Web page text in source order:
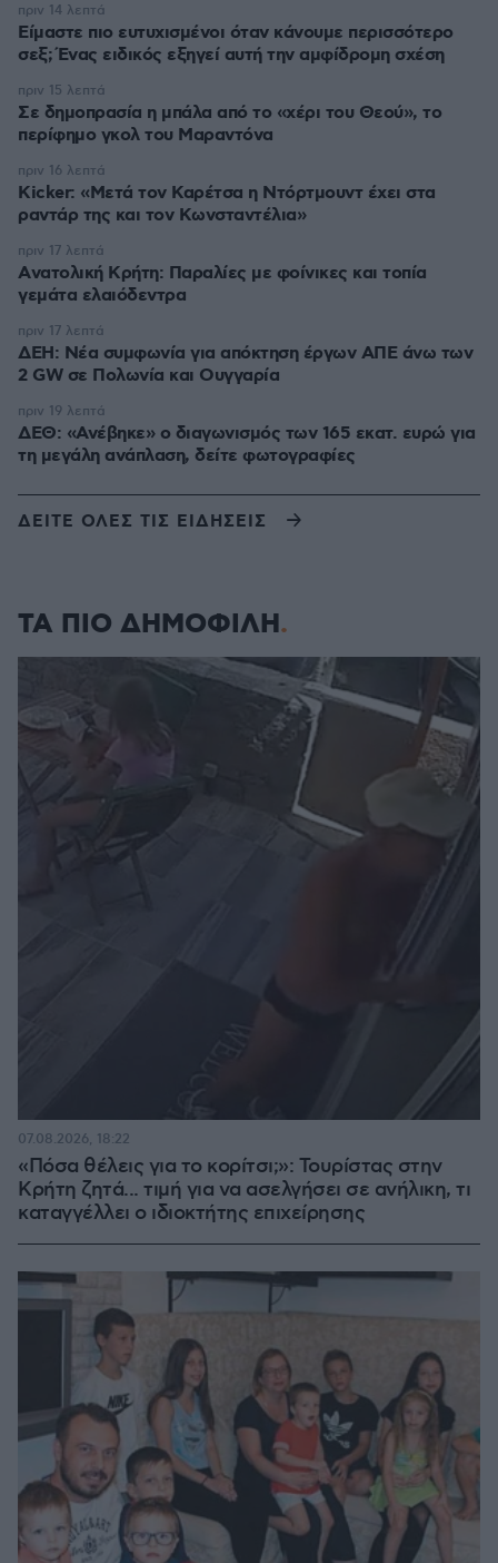
Είμαστε πιο ευτυχισμένοι όταν κάνουμε περισσότερο
σεξ; Ένας ειδικός εξηγεί αυτή την αμφίδρομη σχέση
πριν 14 λεπτά
Σε δημοπρασία η μπάλα από το «χέρι του Θεού», το
περίφημο γκολ του Μαραντόνα
πριν 15 λεπτά
Kicker: «Μετά τον Καρέτσα η Ντόρτμουντ έχει στα
ραντάρ της και τον Κωνσταντέλια»
πριν 16 λεπτά
Aνατολική Κρήτη: Παραλίες με φοίνικες και τοπία
γεμάτα ελαιόδεντρα
πριν 17 λεπτά
ΔΕΗ: Νέα συμφωνία για απόκτηση έργων ΑΠΕ άνω των
2 GW σε Πολωνία και Ουγγαρία
πριν 17 λεπτά
ΔΕΘ: «Ανέβηκε» ο διαγωνισμός των 165 εκατ. ευρώ για
τη μεγάλη ανάπλαση, δείτε φωτογραφίες
πριν 19 λεπτά
ΔΕΙΤΕ ΟΛΕΣ ΤΙΣ ΕΙΔΗΣΕΙΣ
ΤΑ ΠΙΟ ΔΗΜΟΦΙΛΗ
«Πόσα θέλεις για το κορίτσι;»: Τουρίστας στην
Κρήτη ζητά... τιμή για να ασελγήσει σε ανήλικη, τι
καταγγέλλει ο ιδιοκτήτης επιχείρησης
07.08.2026, 18:22